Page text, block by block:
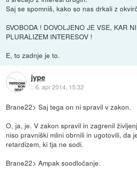
Saj se spomniš, kako so nas drkali z
SVOBODA ! DOVOLJENO JE VSE, KAR
PLURALIZEM INTERESOV !
E, to zadnje je to.
jype
::6. apr 2014, 15:32
Brane22> Saj tega on ni spravil v zakon.
O, ja, je. V zakon spravil in zagrenil
niso pravniški mlini obrnili in ugotovili, da
retardizem, ki tja ne sodi.
Brane22> Ampak soodločanje.